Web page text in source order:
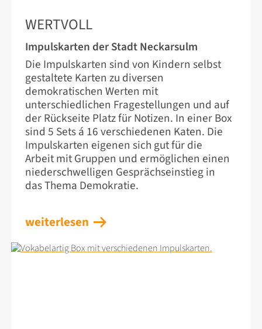
WERTVOLL
Impulskarten der Stadt Neckarsulm
Die Impulskarten sind von Kindern selbst
gestaltete Karten zu diversen
demokratischen Werten mit
unterschiedlichen Fragestellungen und auf
der Rückseite Platz für Notizen. In einer Box
sind 5 Sets á 16 verschiedenen Katen. Die
Impulskarten eigenen sich gut für die
Arbeit mit Gruppen und ermöglichen einen
niederschwelligen Gesprächseinstieg in
das Thema Demokratie.
weiterlesen